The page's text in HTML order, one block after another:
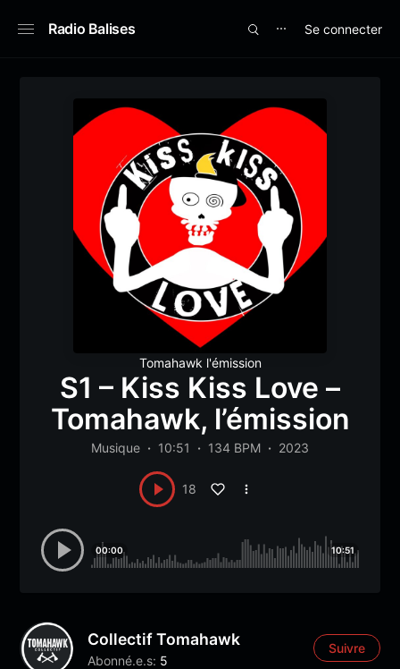
Radio Balises ⋯ Se connecter
Tomahawk l'émission
S1 – Kiss Kiss Love –
Tomahawk, l’émission
Musique 10:51 134 BPM 2023
18
00:00 10:51
Collectif Tomahawk
Abonné.e.s: 5
Suivre